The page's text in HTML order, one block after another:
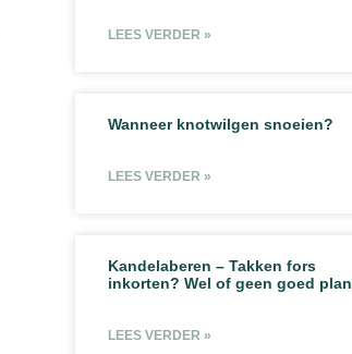
LEES VERDER »
Wanneer knotwilgen snoeien?
LEES VERDER »
Kandelaberen – Takken fors
inkorten? Wel of geen goed plan
LEES VERDER »